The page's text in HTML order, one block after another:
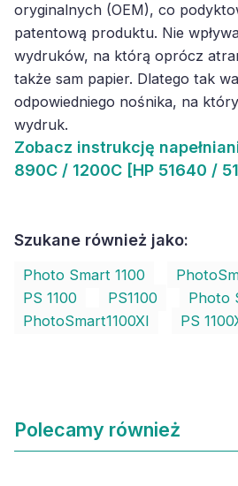
oryginalnych (OEM), co
patentową produktu. Nie
wydruków, na którą oprócz
także sam papier. Dlatego tak
odpowiedniego nośnika, na
wydruk.
Zobacz instrukcję
890C / 1200C [HP 51640 /
Szukane również jako:
Photo Smart 1100
PS 1100
PS1100
Photo
PhotoSmart1100XI
PS
Polecamy również